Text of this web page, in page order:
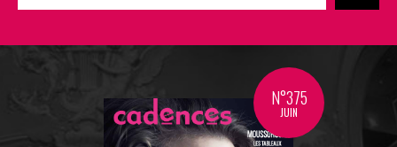
N°375
JUIN